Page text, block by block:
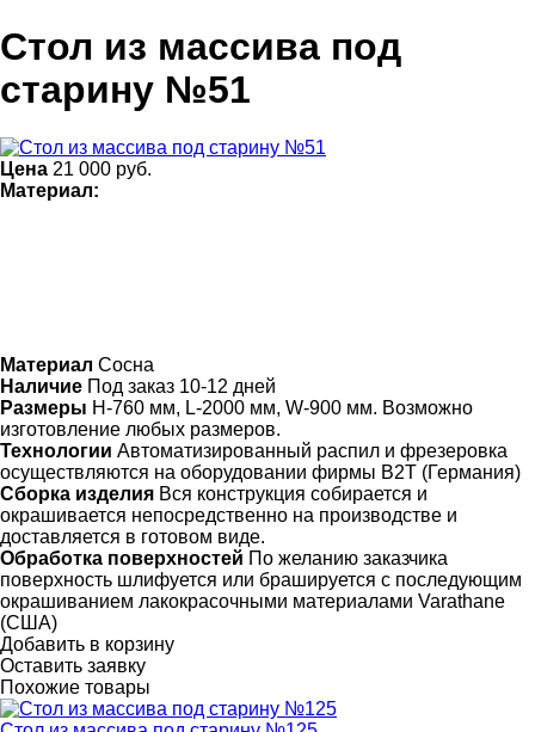
Стол из массива под
старину №51
Цена 21 000 руб.
Материал:
Материал Сосна
Наличие Под заказ 10-12 дней
Размеры Н-760 мм, L-2000 мм, W-900 мм. Возможно
изготовление любых размеров.
Технологии Автоматизированный распил и фрезеровка
осуществляются на оборудовании фирмы B2T (Германия)
Сборка изделия Вся конструкция собирается и
окрашивается непосредственно на производстве и
доставляется в готовом виде.
Обработка поверхностей По желанию заказчика
поверхность шлифуется или брашируется с последующим
окрашиванием лакокрасочными материалами Varathane
(США)
Добавить в корзину
Оставить заявку
Похожие товары